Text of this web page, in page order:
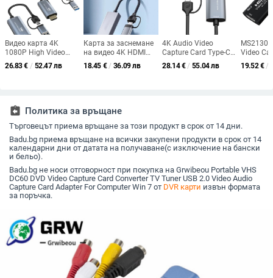
Видео карта 4K
1080P High Video
Device Live и Record
Video Grabber за
26.83€ / 52.47 лв
Карта за заснемане
на видео 4K HDMI
към USB3.0/Type-C
HDMI-съвместима
Компютърна камера
Поток на живо Запис
на среща
18.45 € / 36.09 лв
4K Audio Video
Capture Card Type-C
Video Capture Card
Phone Gaming
28.14€ / 55.04 лв
MS2130
Video
USB 3.0
19.52€ /
assignment_return Политика за връщане
Търговецът приема връщане за този продукт в срок от 14 дни.
Badu.bg приема връщане на всички закупени продукти в срок от 14
календарни дни от датата на получаване(с изключение на бански
и бельо).
Badu.bg не носи отговорност при покупка на Grwibeou Portable VHS
DC60 DVD Video Capture Card Converter TV Tuner USB 2.0 Video Audio
Capture Card Adapter For Computer Win 7 от DVR карти извън формата
за поръчка.